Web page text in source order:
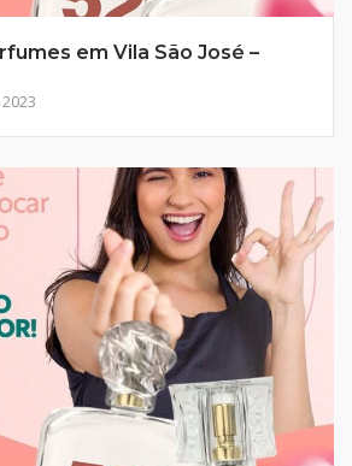
em Vila São José –